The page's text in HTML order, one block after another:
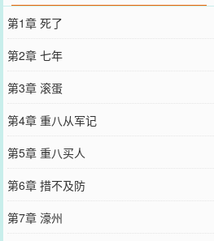
第1章 死了
第2章 七年
第3章 滚蛋
第4章 重八从军记
第5章 重八买人
第6章 措不及防
第7章 濠州